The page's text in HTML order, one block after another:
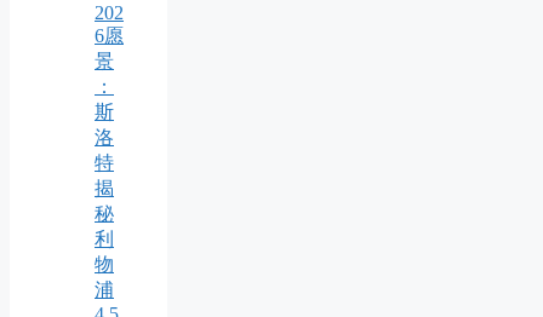
202
6愿
景
：
斯
洛
特
揭
秘
利
物
浦